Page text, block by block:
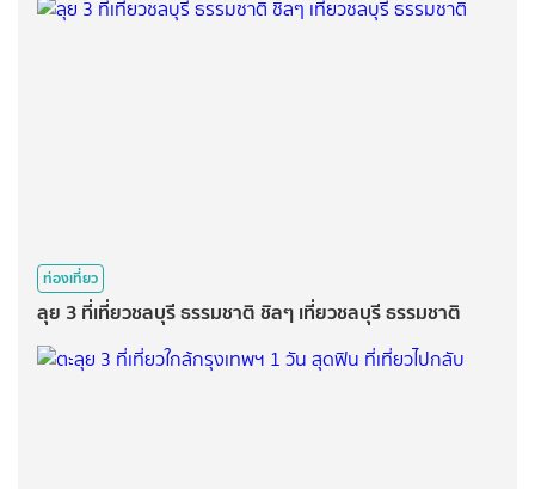
ท่องเที่ยว
ลุย 3 ที่เที่ยวชลบุรี ธรรมชาติ ชิลๆ เที่ยวชลบุรี ธรรมชาติ